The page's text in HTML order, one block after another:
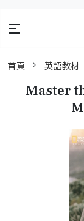
首頁 英語教材
Master